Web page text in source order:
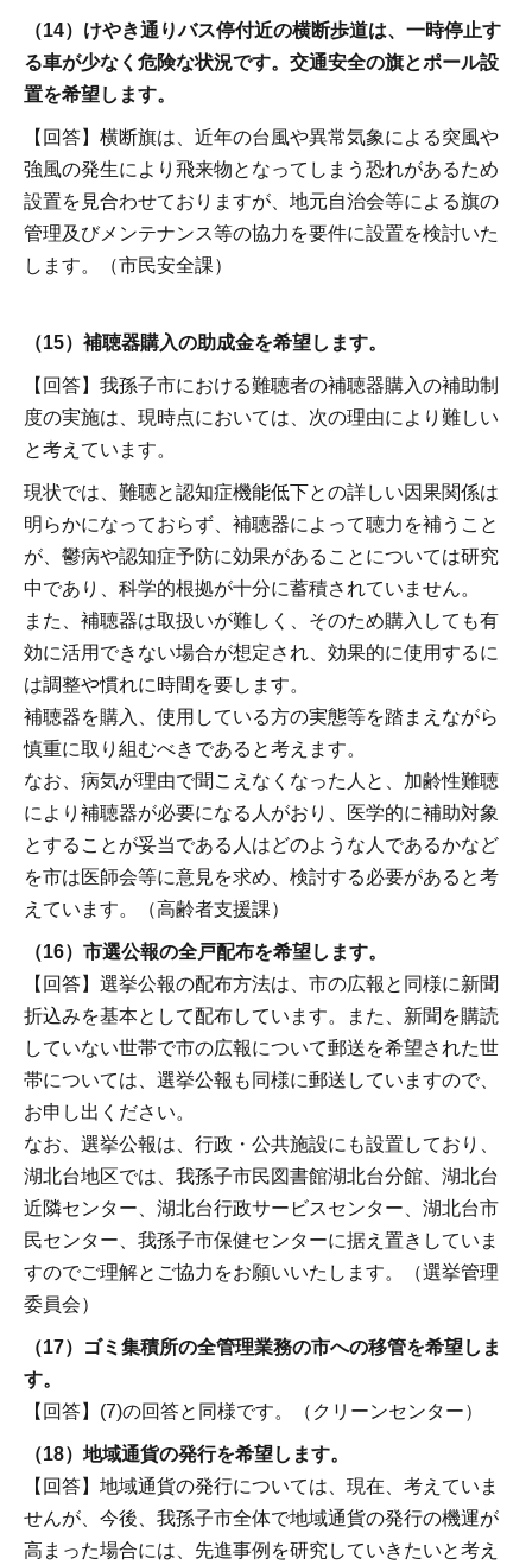
（14）けやき通りバス停付近の横断歩道は、一時停止す
る車が少なく危険な状況です。交通安全の旗とポール設
置を希望します。
【回答】横断旗は、近年の台風や異常気象による突風や
強風の発生により飛来物となってしまう恐れがあるため
設置を見合わせておりますが、地元自治会等による旗の
管理及びメンテナンス等の協力を要件に設置を検討いた
します。（市民安全課）
（15）補聴器購入の助成金を希望します。
【回答】我孫子市における難聴者の補聴器購入の補助制
度の実施は、現時点においては、次の理由により難しい
と考えています。
現状では、難聴と認知症機能低下との詳しい因果関係は
明らかになっておらず、補聴器によって聴力を補うこと
が、鬱病や認知症予防に効果があることについては研究
中であり、科学的根拠が十分に蓄積されていません。
また、補聴器は取扱いが難しく、そのため購入しても有
効に活用できない場合が想定され、効果的に使用するに
は調整や慣れに時間を要します。
補聴器を購入、使用している方の実態等を踏まえながら
慎重に取り組むべきであると考えます。
なお、病気が理由で聞こえなくなった人と、加齢性難聴
により補聴器が必要になる人がおり、医学的に補助対象
とすることが妥当である人はどのような人であるかなど
を市は医師会等に意見を求め、検討する必要があると考
えています。（高齢者支援課）
（16）市選公報の全戸配布を希望します。
【回答】選挙公報の配布方法は、市の広報と同様に新聞
折込みを基本として配布しています。また、新聞を購読
していない世帯で市の広報について郵送を希望された世
帯については、選挙公報も同様に郵送していますので、
お申し出ください。
なお、選挙公報は、行政・公共施設にも設置しており、
湖北台地区では、我孫子市民図書館湖北台分館、湖北台
近隣センター、湖北台行政サービスセンター、湖北台市
民センター、我孫子市保健センターに据え置きしていま
すのでご理解とご協力をお願いいたします。（選挙管理
委員会）
（17）ゴミ集積所の全管理業務の市への移管を希望しま
す。
【回答】(7)の回答と同様です。（クリーンセンター）
（18）地域通貨の発行を希望します。
【回答】地域通貨の発行については、現在、考えていま
せんが、今後、我孫子市全体で地域通貨の発行の機運が
高まった場合には、先進事例を研究していきたいと考え